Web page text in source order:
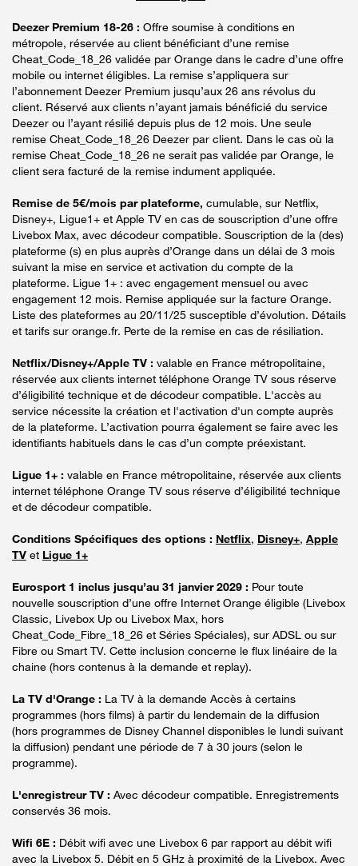
Deezer Premium 18-26 : Offre soumise à conditions en
métropole, réservée au client bénéficiant d’une remise
Cheat_Code_18_26 validée par Orange dans le cadre d’une offre
mobile ou internet éligibles. La remise s’appliquera sur
l’abonnement Deezer Premium jusqu’aux 26 ans révolus du
client. Réservé aux clients n’ayant jamais bénéficié du service
Deezer ou l’ayant résilié depuis plus de 12 mois. Une seule
remise Cheat_Code_18_26 Deezer par client. Dans le cas où la
remise Cheat_Code_18_26 ne serait pas validée par Orange, le
client sera facturé de la remise indument appliquée.
Remise de 5€/mois par plateforme, cumulable, sur Netflix,
Disney+, Ligue1+ et Apple TV en cas de souscription d’une offre
Livebox Max, avec décodeur compatible. Souscription de la (des)
plateforme (s) en plus auprès d’Orange dans un délai de 3 mois
suivant la mise en service et activation du compte de la
plateforme. Ligue 1+ : avec engagement mensuel ou avec
engagement 12 mois. Remise appliquée sur la facture Orange.
Liste des plateformes au 20/11/25 susceptible d’évolution. Détails
et tarifs sur orange.fr. Perte de la remise en cas de résiliation.
Netflix/Disney+/Apple TV : valable en France métropolitaine,
réservée aux clients internet téléphone Orange TV sous réserve
d’éligibilité technique et de décodeur compatible. L'accès au
service nécessite la création et l'activation d'un compte auprès
de la plateforme. L’activation pourra également se faire avec les
identifiants habituels dans le cas d’un compte préexistant.
Ligue 1+ : valable en France métropolitaine, réservée aux clients
internet téléphone Orange TV sous réserve d’éligibilité technique
et de décodeur compatible.
Conditions Spécifiques des options : Netflix, Disney+, Apple
TV et Ligue 1+
Eurosport 1 inclus jusqu’au 31 janvier 2029 : Pour toute
nouvelle souscription d’une offre Internet Orange éligible (Livebox
Classic, Livebox Up ou Livebox Max, hors
Cheat_Code_Fibre_18_26 et Séries Spéciales), sur ADSL ou sur
Fibre ou Smart TV. Cette inclusion concerne le flux linéaire de la
chaine (hors contenus à la demande et replay).
La TV d'Orange : La TV à la demande Accès à certains
programmes (hors films) à partir du lendemain de la diffusion
(hors programmes de Disney Channel disponibles le lundi suivant
la diffusion) pendant une période de 7 à 30 jours (selon le
programme).
L'enregistreur TV : Avec décodeur compatible. Enregistrements
conservés 36 mois.
Wifi 6E : Débit wifi avec une Livebox 6 par rapport au débit wifi
avec la Livebox 5. Débit en 5 GHz à proximité de la Livebox. Avec